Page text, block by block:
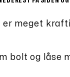
meget
bolt og låse